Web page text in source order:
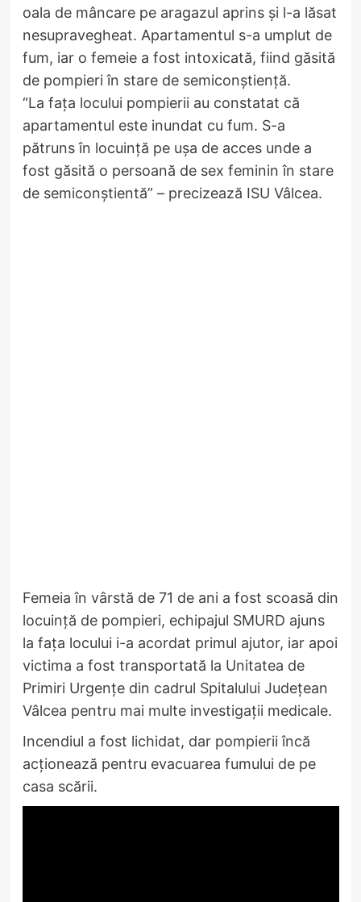
oala de mâncare pe aragazul aprins și l-a lăsat
nesupravegheat. Apartamentul s-a umplut de
fum, iar o femeie a fost intoxicată, fiind găsită
de pompieri în stare de semiconștiență.
“La fața locului pompierii au constatat că
apartamentul este inundat cu fum. S-a
pătruns în locuință pe ușa de acces unde a
fost găsită o persoană de sex feminin în stare
de semiconștientă” – precizează ISU Vâlcea.
Femeia în vârstă de 71 de ani a fost scoasă din
locuință de pompieri, echipajul SMURD ajuns
la fața locului i-a acordat primul ajutor, iar apoi
victima a fost transportată la Unitatea de
Primiri Urgențe din cadrul Spitalului Județean
Vâlcea pentru mai multe investigații medicale.
Incendiul a fost lichidat, dar pompierii încă
acționează pentru evacuarea fumului de pe
casa scării.